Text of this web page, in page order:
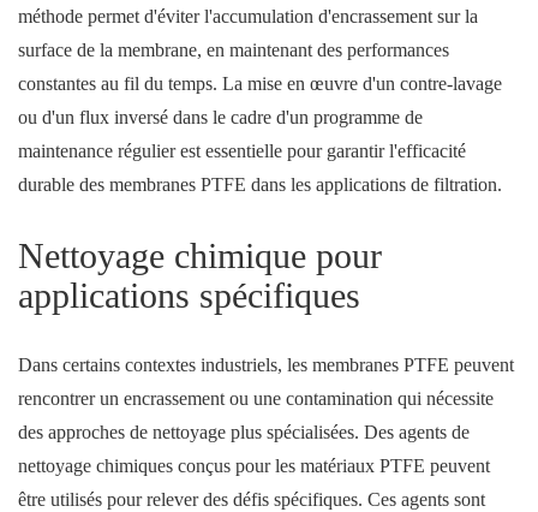
méthode permet d'éviter l'accumulation d'encrassement sur la
surface de la membrane, en maintenant des performances
constantes au fil du temps. La mise en œuvre d'un contre-lavage
ou d'un flux inversé dans le cadre d'un programme de
maintenance régulier est essentielle pour garantir l'efficacité
durable des membranes PTFE dans les applications de filtration.
Nettoyage chimique pour
applications spécifiques
Dans certains contextes industriels, les membranes PTFE peuvent
rencontrer un encrassement ou une contamination qui nécessite
des approches de nettoyage plus spécialisées. Des agents de
nettoyage chimiques conçus pour les matériaux PTFE peuvent
être utilisés pour relever des défis spécifiques. Ces agents sont